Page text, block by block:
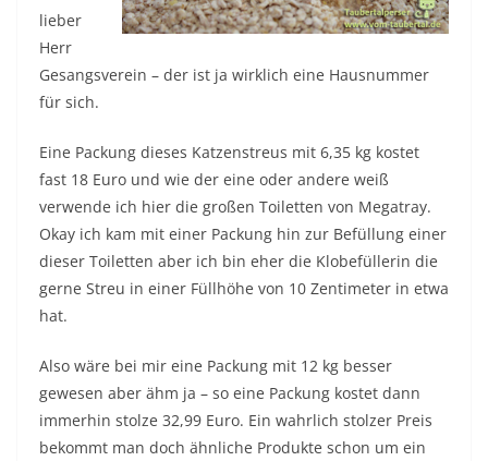
lieber
Herr
Gesangsverein – der ist ja wirklich eine Hausnummer
für sich.
Eine Packung dieses Katzenstreus mit 6,35 kg kostet
fast 18 Euro und wie der eine oder andere weiß
verwende ich hier die großen Toiletten von Megatray.
Okay ich kam mit einer Packung hin zur Befüllung einer
dieser Toiletten aber ich bin eher die Klobefüllerin die
gerne Streu in einer Füllhöhe von 10 Zentimeter in etwa
hat.
Also wäre bei mir eine Packung mit 12 kg besser
gewesen aber ähm ja – so eine Packung kostet dann
immerhin stolze 32,99 Euro. Ein wahrlich stolzer Preis
bekommt man doch ähnliche Produkte schon um ein